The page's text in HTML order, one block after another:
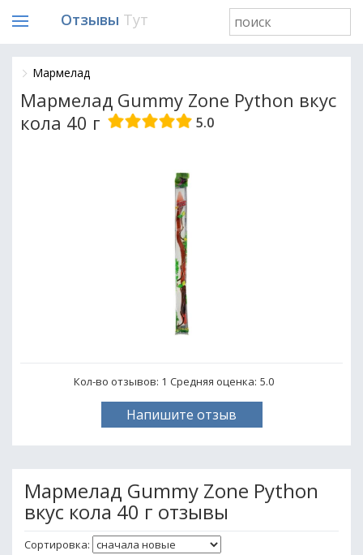
Отзывы Тут
Мармелад
Мармелад Gummy Zone Python вкус
кола 40 г
5.0
Кол-во отзывов: 1 Средняя оценка: 5.0
Напишите отзыв
Мармелад Gummy Zone Python
вкус кола 40 г отзывы
Сортировка: